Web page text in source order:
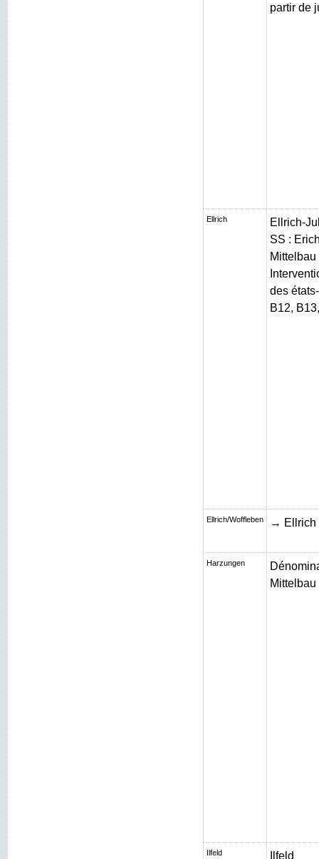
partir de
Ellrich
Ellrich-
SS :
Mittelbau
des
B12,
Ellrich/Woffleben → Ellrich
Harzungen
Mittelbau
Ilfeld Ilfeld